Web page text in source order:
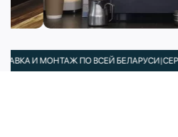
И МОНТАЖ ПО ВСЕЙ БЕЛАРУСИ|